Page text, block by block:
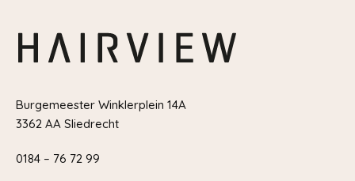
Burgemeester Winklerplein 14A
3362 AA Sliedrecht
0184 – 76 72 99